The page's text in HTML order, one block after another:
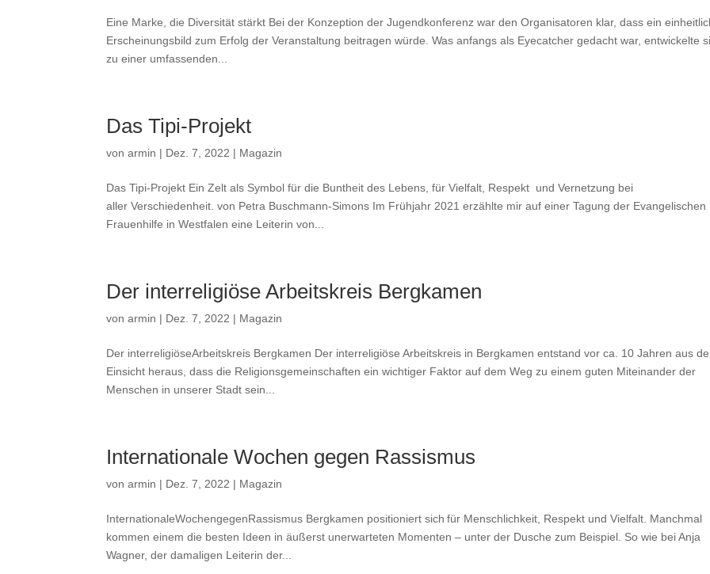
Eine Marke, die Diversität stärkt Bei der Konzeption der Jugendkonferenz war den Organisatoren klar, dass ein
Erscheinungsbild zum Erfolg der Veranstaltung beitragen würde. Was anfangs als Eyecatcher gedacht war, entwickelte
zu einer umfassenden...
Das Tipi-Projekt
vonarmin | Dez. 7, 2022 | Magazin
Das Tipi-Projekt Ein Zelt als Symbol für die Buntheit des Lebens, für Vielfalt, Respekt und Vernetzung bei
aller Verschiedenheit. von Petra Buschmann-Simons Im Frühjahr 2021 erzählte mir auf einer Tagung der Evangelischen
Frauenhilfe in Westfalen eine Leiterin von...
Der interreligiöse Arbeitskreis Bergkamen
vonarmin | Dez. 7, 2022 | Magazin
Der interreligiöseArbeitskreis Bergkamen Der interreligiöse Arbeitskreis in Bergkamen entstand vor ca. 10 Jahren aus
Einsicht heraus, dass die Religionsgemeinschaften ein wichtiger Faktor auf dem Weg zu einem guten Miteinander der
Menschen in unserer Stadt sein...
Internationale Wochen gegen Rassismus
vonarmin | Dez. 7, 2022 | Magazin
InternationaleWochengegenRassismus Bergkamen positioniert sich für Menschlichkeit, Respekt und Vielfalt. Manchmal
kommen einem die besten Ideen in äußerst unerwarteten Momenten – unter der Dusche zum Beispiel. So wie bei Anja
Wagner, der damaligen Leiterin der...